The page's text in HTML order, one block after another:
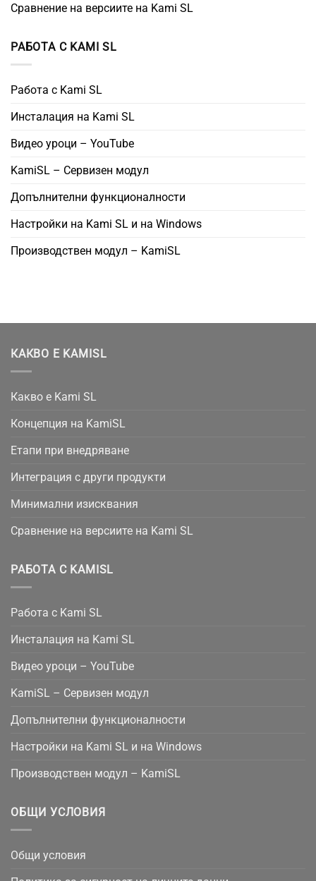
Сравнение на версиите на Kami SL
РАБОТА С KAMI SL
Работа с Kami SL
Инсталация на Kami SL
Видео уроци – YouTube
KamiSL – Сервизен модул
Допълнителни функционалности
Настройки на Kami SL и на Windows
Производствен модул – KamiSL
КАКВО Е KAMISL
Какво е Kami SL
Концепция на KamiSL
Етапи при внедряване
Интеграция с други продукти
Минимални изисквания
Сравнение на версиите на Kami SL
РАБОТА С KAMISL
Работа с Kami SL
Инсталация на Kami SL
Видео уроци – YouTube
KamiSL – Сервизен модул
Допълнителни функционалности
Настройки на Kami SL и на Windows
Производствен модул – KamiSL
ОБЩИ УСЛОВИЯ
Общи условия